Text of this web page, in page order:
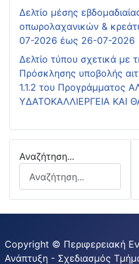
Δελτίο μέσης
οπωρολαχανικών &
07-2026 έως 26-07-2026
Δελτίο τύπου σχετικά με
Πρόσκλησης υποβολής
1.1.2 του Προγράμματος
ΥΔΑΤΟΚΑΛΛΙΕΡΓΕΙΑ ΚΑΙ
Αναζήτηση...
Copyright © Περιφερειακή
Ανάπτυξη - Σχεδιασμός